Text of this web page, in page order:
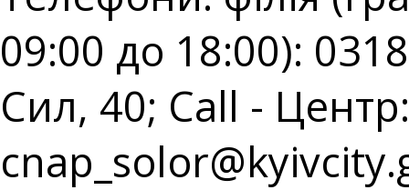
09:00 до 18:00):
Сил, 40; Call -